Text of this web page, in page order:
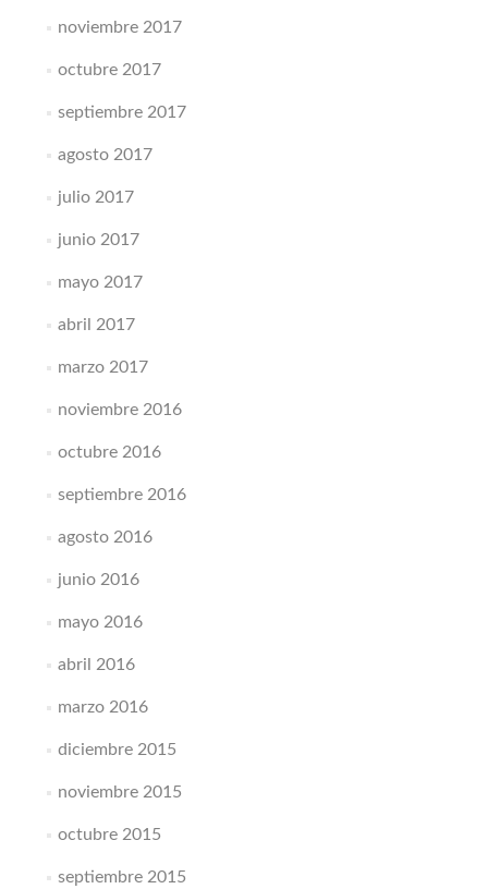
noviembre 2017
octubre 2017
septiembre 2017
agosto 2017
julio 2017
junio 2017
mayo 2017
abril 2017
marzo 2017
noviembre 2016
octubre 2016
septiembre 2016
agosto 2016
junio 2016
mayo 2016
abril 2016
marzo 2016
diciembre 2015
noviembre 2015
octubre 2015
septiembre 2015